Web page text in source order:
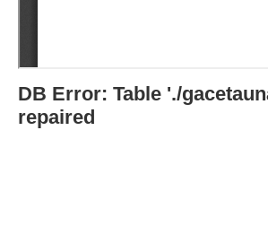
DB Error: Table './
repaired